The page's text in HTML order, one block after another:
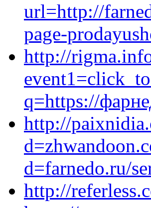
url=http://
page-
http://
q=https://
http://
d=farnedo.ru/
http://